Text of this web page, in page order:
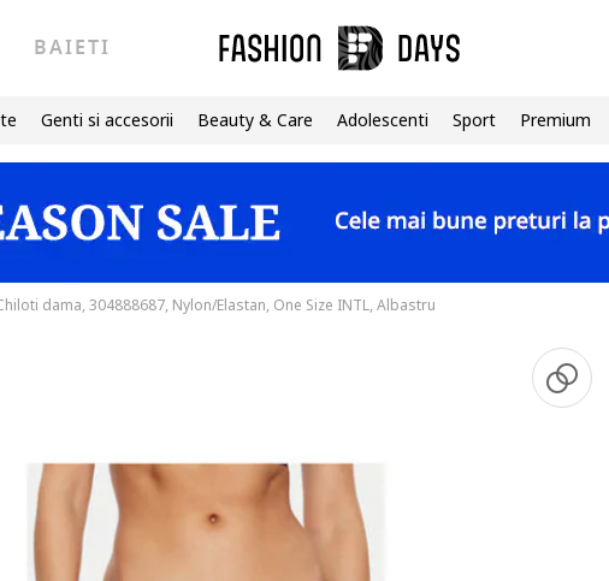
BAIETI
Genti si accesorii Beauty & Care Adolescenti Sport Premium
dama, 304888687, Nylon/Elastan, One Size INTL, Albastru